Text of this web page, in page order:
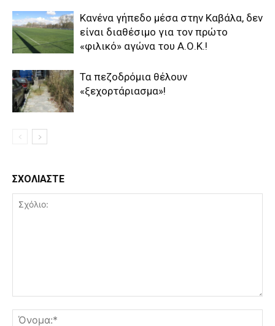
Κανένα γήπεδο μέσα στην Καβάλα, δεν
είναι διαθέσιμο για τον πρώτο
«φιλικό» αγώνα του Α.Ο.Κ.!
Τα πεζοδρόμια θέλουν
«ξεχορτάριασμα»!
ΣΧΟΛΙΑΣΤΕ